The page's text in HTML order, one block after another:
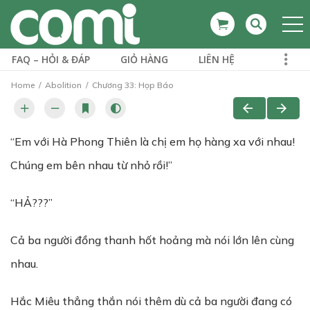
FAQ – HỎI & ĐÁP GIỎ HÀNG LIÊN HỆ
Home Abolition Chương 33: Họp Báo
“Em với Hà Phong Thiên là chị em họ hàng xa với nhau!
Chúng em bên nhau từ nhỏ rồi!”
“HẢ???”
Cả ba người đồng thanh hốt hoảng mà nói lớn lên cùng
nhau.
Hắc Miêu thẳng thắn nói thêm dù cả ba người đang có